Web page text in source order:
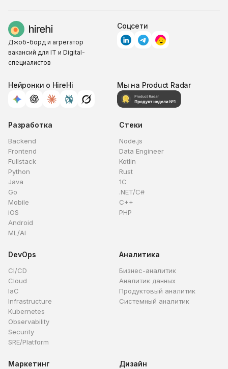
Джоб-борд и агрегатор
вакансий для IT и Digital-
специалистов
Соцсети
Нейронки о HireHi Мы на Product Radar
Разработка
Backend
Frontend
Fullstack
Python
Java
Go
Mobile
iOS
Android
ML/AI
Стеки
Node.js
Data Engineer
Kotlin
Rust
1C
.NET/C#
C++
PHP
DevOps
CI/CD
Cloud
IaC
Infrastructure
Kubernetes
Observability
Security
SRE/Platform
Аналитика
Бизнес-аналитик
Аналитик данных
Продуктовый аналитик
Системный аналитик
Маркетинг Дизайн